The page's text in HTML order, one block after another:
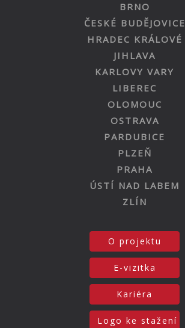
BRNO
ČESKÉ BUDĚJOVICE
HRADEC KRÁLOVÉ
JIHLAVA
KARLOVY VARY
LIBEREC
OLOMOUC
OSTRAVA
PARDUBICE
PLZEŇ
PRAHA
ÚSTÍ NAD LABEM
ZLÍN
O projektu
E-vizitka
Kariéra
Logo ke stažení